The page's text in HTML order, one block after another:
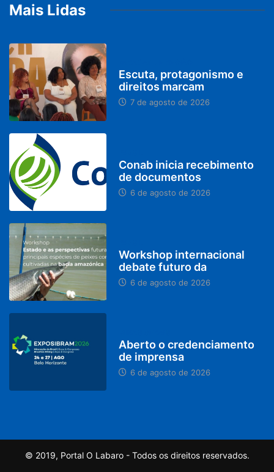
Mais Lidas
Escuta, protagonismo e
direitos marcam
7 de agosto de 2026
Conab inicia recebimento
de documentos
6 de agosto de 2026
Workshop internacional
debate futuro da
6 de agosto de 2026
Aberto o credenciamento
de imprensa
6 de agosto de 2026
© 2019, Portal O Labaro - Todos os direitos reservados.